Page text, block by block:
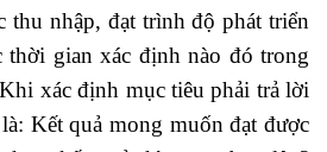
thu nhập, đạt trình độ phát triển
thời gian xác định nào đó trong
xác định mục tiêu phải trả lời
Kết quả mong muốn đạt được